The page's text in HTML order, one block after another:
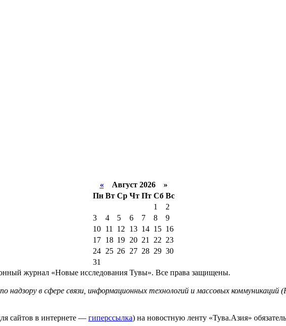
«Август 2026 »
Пн Вт Ср Чт Пт Сб Вс
1
2
3
4 5 6 7 8
9
10
11 12 13 14 15 16
17
18 19 20 21 22 23
24
25 26 27 28 29 30
31
журнал «Новые исследования Тувы». Все права защищены.
в сфере связи, информационных технологий и массовых коммуникаций
сайтов в интернете — гиперссылка) на новостную ленту «Тува.Азия»